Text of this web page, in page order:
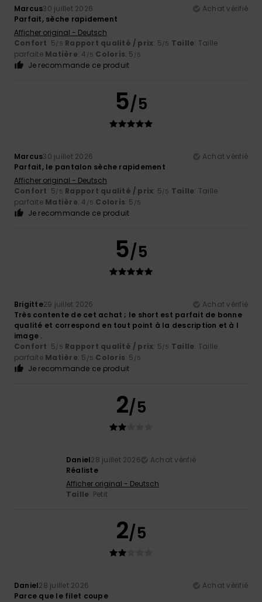
Marcus30 juillet 2026
Achat vérifié
Parfait, sèche rapidement
Afficher original - Deutsch
Confort: 5/5 Rapport qualité / prix: 5/5 Taille: Taille
parfaite Matière: 4 /5 Coloris: 5 /5
Je recommande ce produit
5/5
Marcus30 juillet 2026
Achat vérifié
Parfait, le pantalon sèche rapidement
Afficher original - Deutsch
Confort: 5/5 Rapport qualité / prix: 5/5 Taille: Taille
parfaite Matière: 4 /5 Coloris: 5 /5
Je recommande ce produit
5/5
Brigitte29 juillet 2026
Achat vérifié
Très contente de cet achat ; le short est parfait de bonne
qualité et correspond en tout point à la description et à l
image .
Confort: 5/5 Rapport qualité / prix: 5/5 Taille: Taille
parfaite Matière: 5 /5 Coloris: 5 /5
Je recommande ce produit
2/5
Daniel28 juillet 2026
Achat vérifié
Réaliste
Afficher original - Deutsch
Taille: Petit
2/5
Daniel28 juillet 2026
Achat vérifié
Parce que le filet coupe